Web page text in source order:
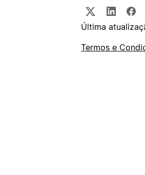
Última
Termos e